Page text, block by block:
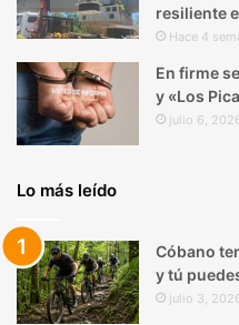
resiliente
Hace 4
En firme
y «Los
julio 6,
Lo más leído
Cóbano
y tú
julio 3,